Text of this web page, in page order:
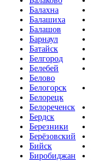
Балахна
Балашиха
Балашов
Барнаул
Батайск
Белгород
Белебей
Белово
Белогорск
Белорецк
Белореченск
Бердск
Березники
Берёзовский
Бийск
Биробиджан